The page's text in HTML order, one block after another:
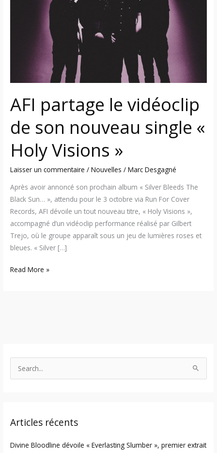
AFI partage le vidéoclip
de son nouveau single «
Holy Visions »
Laisser un commentaire /Nouvelles /Marc Desgagné
Après avoir annoncé son prochain album « Silver Bleeds The
Black Sun… », attendu pour le 3 octobre via Run For Cover
Records, AFI dévoile un tout nouveau titre, « Holy Visions »,
accompagné d’un vidéoclip performance réalisé par Gilbert
Trejo, où le groupe apparaît sous un jeu de lumières roses et
bleues. « Silver […]
»
Read More »
c
f
Articles récents
Divine Bloodline dévoile « Everlasting Slumber », premier extrait